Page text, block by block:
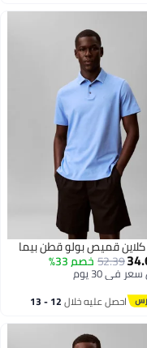
قميص بولو قطن بيما
خصم 33%
يوم
يوم
عليه خلال 12 - 13